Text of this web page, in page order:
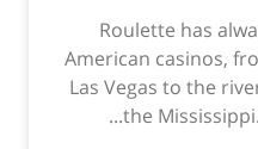
Roulette has
American casinos,
Las Vegas to the
the